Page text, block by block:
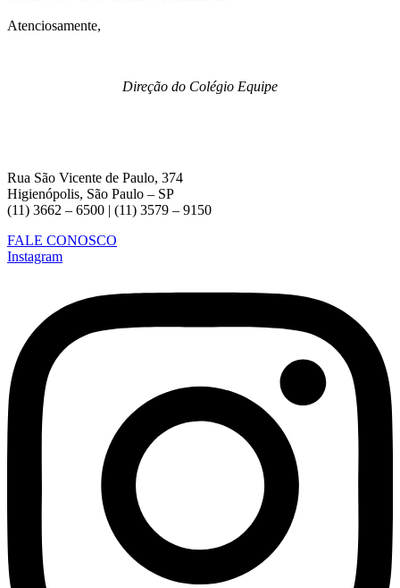
Atenciosamente,
Direção do Colégio Equipe
Rua São Vicente de Paulo, 374
Higienópolis, São Paulo – SP
(11) 3662 – 6500 | (11) 3579 – 9150
FALE CONOSCO
Instagram